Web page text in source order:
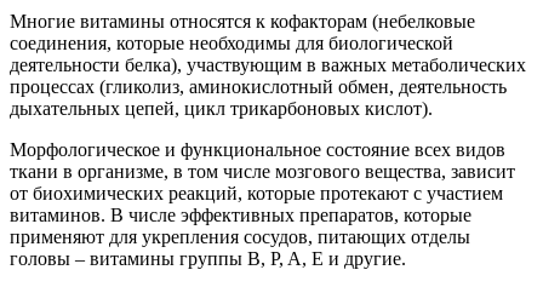
Многие витамины относятся к кофакторам (небелковые
соединения, которые необходимы для биологической
деятельности белка), участвующим в важных метаболических
процессах (гликолиз, аминокислотный обмен, деятельность
дыхательных цепей, цикл трикарбоновых кислот).
Морфологическое и функциональное состояние всех видов
ткани в организме, в том числе мозгового вещества, зависит
от биохимических реакций, которые протекают с участием
витаминов. В числе эффективных препаратов, которые
применяют для укрепления сосудов, питающих отделы
головы – витамины группы B, P, A, E и другие.